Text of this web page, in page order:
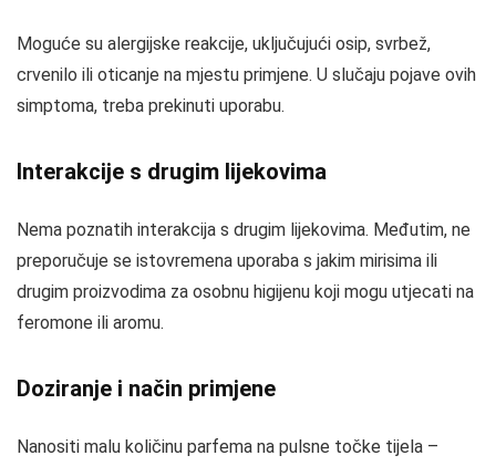
Moguće su alergijske reakcije, uključujući osip, svrbež,
crvenilo ili oticanje na mjestu primjene. U slučaju pojave ovih
simptoma, treba prekinuti uporabu.
Interakcije s drugim lijekovima
Nema poznatih interakcija s drugim lijekovima. Međutim, ne
preporučuje se istovremena uporaba s jakim mirisima ili
drugim proizvodima za osobnu higijenu koji mogu utjecati na
feromone ili aromu.
Doziranje i način primjene
Nanositi malu količinu parfema na pulsne točke tijela –